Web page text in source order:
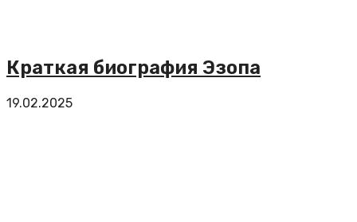
Краткая биография Эзопа
19.02.2025